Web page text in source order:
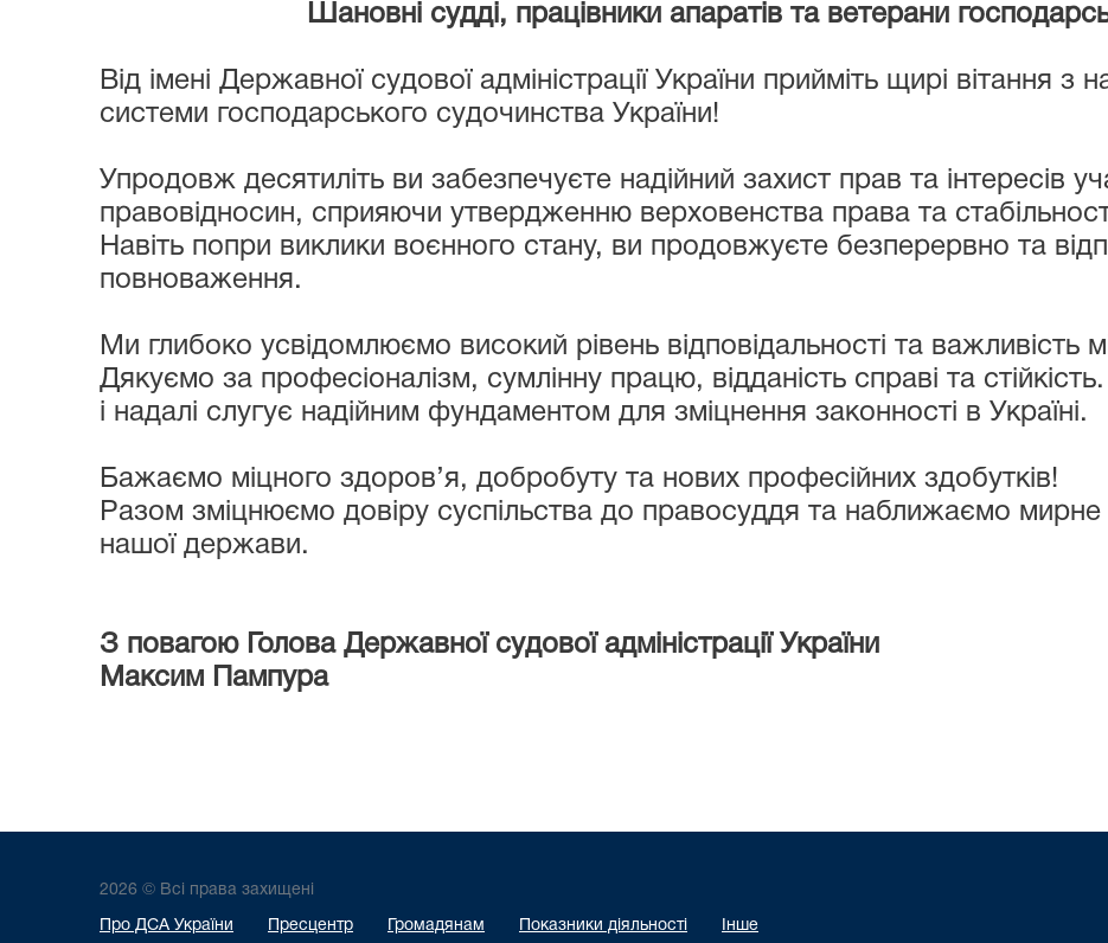
Шановні судді, працівники апаратів та ветерани
Від імені Державної судової адміністрації України прийміть щирі вітання з
системи господарського судочинства України!
Упродовж десятиліть ви забезпечуєте надійний захист прав та інтересів
правовідносин, сприяючи утвердженню верховенства права та
Навіть попри виклики воєнного стану, ви продовжуєте безперервно та
повноваження.
Ми глибоко усвідомлюємо високий рівень відповідальності та важливість
Дякуємо за професіоналізм, сумлінну працю, відданість справі та
і надалі слугує надійним фундаментом для зміцнення законності в Україні.
Бажаємо міцного здоров’я, добробуту та нових професійних здобутків!
Разом зміцнюємо довіру суспільства до правосуддя та наближаємо мирне
нашої держави.
З повагою Голова Державної судової адміністрації України
Максим Пампура
2026 © Всі права захищені
Про ДСА України Пресцентр Громадянам Показники діяльності Інше